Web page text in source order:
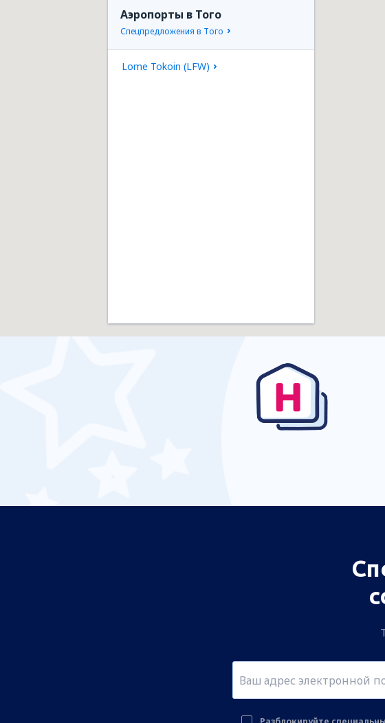
Аэропорты в Того
Спецпредложения в Того
Lome Tokoin (LFW)